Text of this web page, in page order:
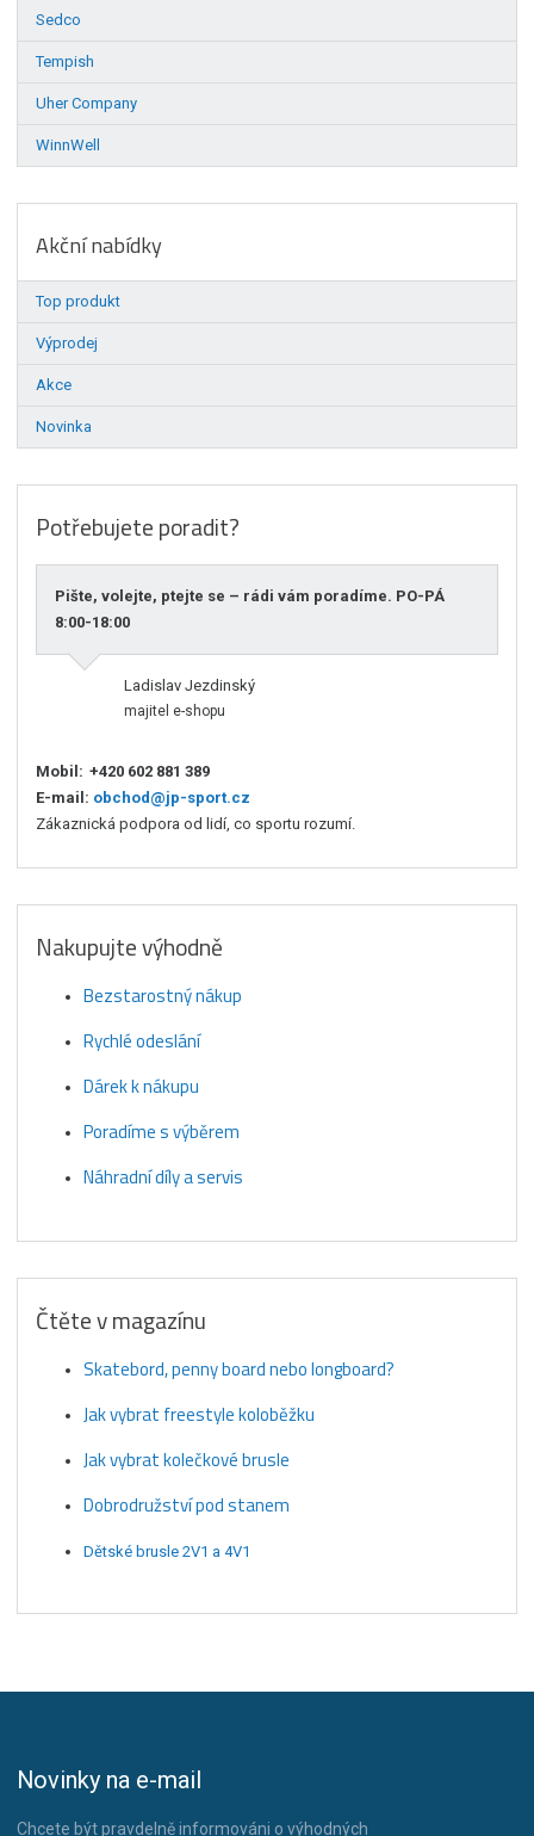
Sedco
Tempish
Uher Company
WinnWell
Akční nabídky
Top produkt
Výprodej
Akce
Novinka
Potřebujete poradit?
Pište, volejte, ptejte se – rádi vám poradíme. PO-PÁ
8:00-18:00
Ladislav Jezdinský
majitel e-shopu
Mobil: +420 602 881 389
E-mail: obchod@jp-sport.cz
Zákaznická podpora od lidí, co sportu rozumí.
Nakupujte výhodně
Bezstarostný nákup
Rychlé odeslání
Dárek k nákupu
Poradíme s výběrem
Náhradní díly a servis
Čtěte v magazínu
Skatebord, penny board nebo longboard?
Jak vybrat freestyle koloběžku
Jak vybrat kolečkové brusle
Dobrodružství pod stanem
Dětské brusle 2V1 a 4V1
Novinky na e-mail
Chcete být pravdelně informováni o výhodných